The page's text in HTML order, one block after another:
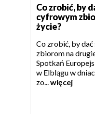
Co zrobić, by
cyfrowym
życie?
Co zrobić, by
zbiorom na
Spotkań
w Elblągu w
zo...więcej